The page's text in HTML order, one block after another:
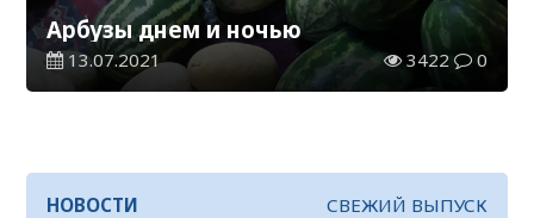
Арбузы днем и ночью
13.07.2021 3422 0
НОВОСТИ СВЕЖИЙ ВЫПУСК